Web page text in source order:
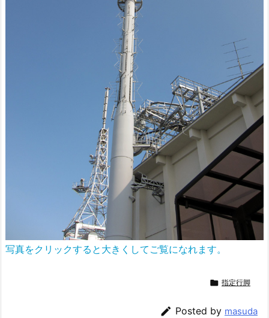
写真をクリックすると大きくしてご覧になれます。
 指定行脚
 Posted by masuda